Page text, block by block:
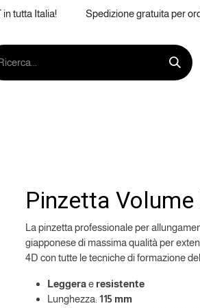
in tutta Italia! Spedizione gratuita per
Pinzetta
La pinzetta professionale per
giapponese di massima qualità per
4D con tutte le tecniche di formazione
Leggerae resistente
Lunghezza: 115 mm